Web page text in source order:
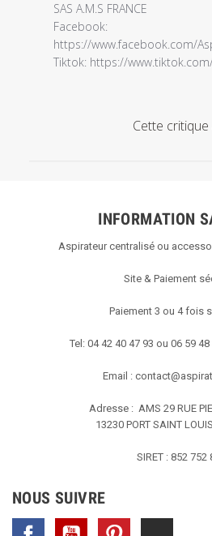
SAS A.M.S FRANCE
Facebook:
https://www.facebook.com/
Tiktok: https://
Cette
INFORMATION
Aspirateur centralisé ou
Site & Paiement
Paiement 3 ou 4 fois
Tel: 04 42 40 47 93 ou 06 59
Email :
Adresse : AMS 29 RUE
13230 PORT SAINT
SIRET : 852 752
NOUS SUIVRE
Facebook YouTube